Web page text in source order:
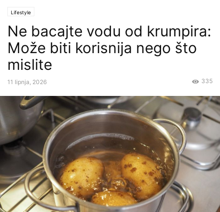
Lifestyle
Ne bacajte vodu od krumpira:
Može biti korisnija nego što
mislite
11 lipnja, 2026 335